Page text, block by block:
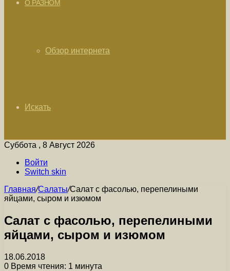
О РАЗНОМ
Обзор интернета
Искать
Суббота , 8 Август 2026
Войти
Switch skin
Главная/Салаты/Салат с фасолью, перепелиными
яйцами, сыром и изюмом
Салат с фасолью, перепелиными
яйцами, сыром и изюмом
18.06.2018
0 Время чтения: 1 минута